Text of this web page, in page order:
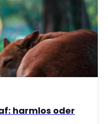
harmlos oder